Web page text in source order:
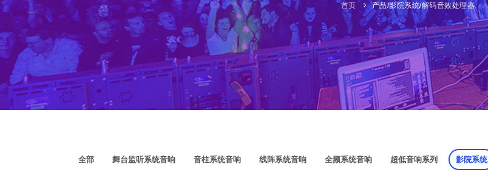
首页 产品/影院系统/解码音效处理器
全部 舞台监听系统音响 音柱系统音响 线阵系统音响 全频系统音响 超低音响系列 影院系统